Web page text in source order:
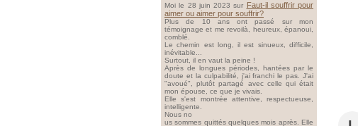
Moi le 28 juin 2023 sur Faut-il souffrir pour
aimer ou aimer pour souffrir?
Plus de 10 ans ont passé sur mon
témoignage et me revoilà, heureux, épanoui,
comblé.
Le chemin est long, il est sinueux, difficile,
inévitable...
Surtout, il en vaut la peine !
Après de longues périodes, hantées par le
doute et la culpabilité, j'ai franchi le pas. J'ai
"avoué", plutôt partagé avec celle qui était
mon épouse, ce que je vivais.
Elle s'est montrée attentive, respectueuse,
intelligente.
Nous no
us sommes quittés quelques mois après. Elle